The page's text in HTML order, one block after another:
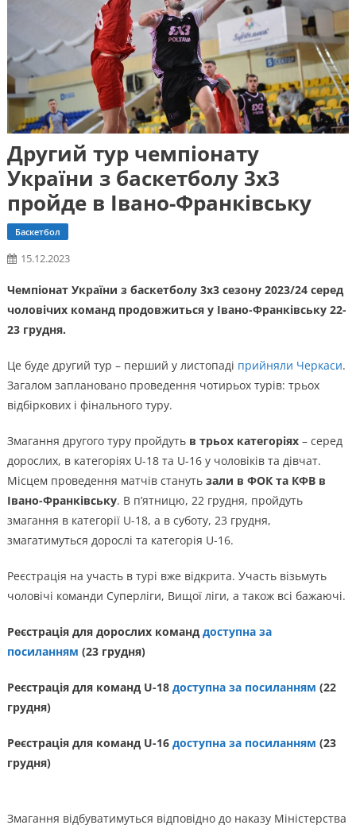
Другий тур чемпіонату
України з баскетболу 3х3
пройде в Івано-Франківську
Баскетбол
15.12.2023
Чемпіонат України з баскетболу 3х3 сезону 2023/24 серед
чоловічих команд продовжиться у Івано-Франківську 22-
23 грудня.
Це буде другий тур – перший у листопаді прийняли Черкаси.
Загалом заплановано проведення чотирьох турів: трьох
відбіркових і фінального туру.
Змагання другого туру пройдуть в трьох категоріях– серед
дорослих, в категоріях U-18 та U-16 у чоловіків та дівчат.
Місцем проведення матчів стануть зали в ФОК та КФВ в
Івано-Франківську. В п’ятницю, 22 грудня, пройдуть
змагання в категорії U-18, а в суботу, 23 грудня,
змагатимуться дорослі та категорія U-16.
Реєстрація на участь в турі вже відкрита. Участь візьмуть
чоловічі команди Суперліги, Вищої ліги, а також всі бажаючі.
Реєстрація для дорослих команд доступна за
посиланням (23 грудня)
Реєстрація для команд U-18 доступна за посиланням (22
грудня)
Реєстрація для команд U-16 доступна за посиланням (23
грудня)
Змагання відбуватимуться відповідно до наказу Міністерства